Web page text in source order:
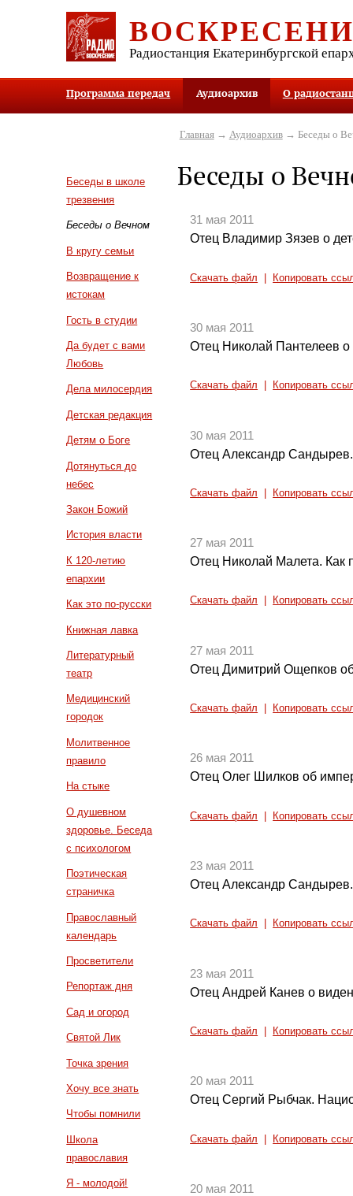
Радиостанция Екатеринбургской
Программа передач Аудиоархив О
Беседы в школе
трезвения
Беседы о Вечном
В кругу семьи
Возвращение к
истокам
Гость в студии
Да будет с вами
Любовь
Дела милосердия
Детская редакция
Детям о Боге
Дотянуться до
небес
Закон Божий
История власти
К 120-летию
епархии
Как это по-русски
Книжная лавка
Литературный
театр
Медицинский
городок
Молитвенное
правило
На стыке
О душевном
здоровье. Беседа
с психологом
Поэтическая
страничка
Православный
календарь
Просветители
Репортаж дня
Сад и огород
Святой Лик
Точка зрения
Хочу все знать
Чтобы помнили
Школа
православия
Я - молодой!
Главная→ Аудиоархив→ Беседы о
Беседы о
31 мая 2011
Отец Владимир Зязев о
Скачать файл Копировать
30 мая 2011
Отец Николай Пантелеев
Скачать файл Копировать
30 мая 2011
Отец Александр
Скачать файл Копировать
27 мая 2011
Отец Николай Малета. Как
Скачать файл Копировать
27 мая 2011
Отец Димитрий Ощепков
Скачать файл Копировать
26 мая 2011
Отец Олег Шилков об
Скачать файл Копировать
23 мая 2011
Отец Александр
Скачать файл Копировать
23 мая 2011
Отец Андрей Канев о
Скачать файл Копировать
20 мая 2011
Отец Сергий Рыбчак.
Скачать файл Копировать
20 мая 2011